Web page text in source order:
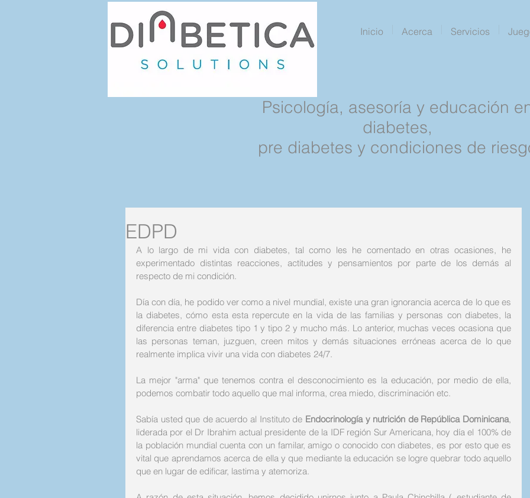
Inicio Acerca Servicios
Psicología, asesoría y educación
diabetes,
pre diabetes y condiciones de
EDPD
A lo largo de mi vida con diabetes, tal como les he comentado en otras ocasiones, he
experimentado distintas reacciones, actitudes y pensamientos por parte de los demás al
respecto de mi condición.
Día con día, he podido ver como a nivel mundial, existe una gran ignorancia acerca de lo que es
la diabetes, cómo esta esta repercute en la vida de las familias y personas con diabetes, la
diferencia entre diabetes tipo 1 y tipo 2 y mucho más. Lo anterior, muchas veces ocasiona que
las personas teman, juzguen, creen mitos y demás situaciones erróneas acerca de lo que
realmente implica vivir una vida con diabetes 24/7.
La mejor "arma" que tenemos contra el desconocimiento es la educación, por medio de ella,
podemos combatir todo aquello que mal informa, crea miedo, discriminación etc.
Sabía usted que de acuerdo al Instituto de Endocrinología y nutrición de República Dominicana,
liderada por el Dr Ibrahim actual presidente de la IDF región Sur Americana, hoy día el 100% de
la población mundial cuenta con un familar, amigo o conocido con diabetes, es por esto que es
vital que aprendamos acerca de ella y que mediante la educación se logre quebrar todo aquello
que en lugar de edificar, lastima y atemoriza.